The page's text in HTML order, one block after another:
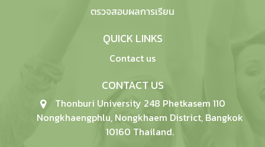
ตรวจสอบผลการเรียน
QUICK LINKS
Contact us
CONTACT US
Thonburi University 248 Phetkasem 110
Nongkhaengphlu, Nongkhaem District, Bangkok
10160 Thailand.